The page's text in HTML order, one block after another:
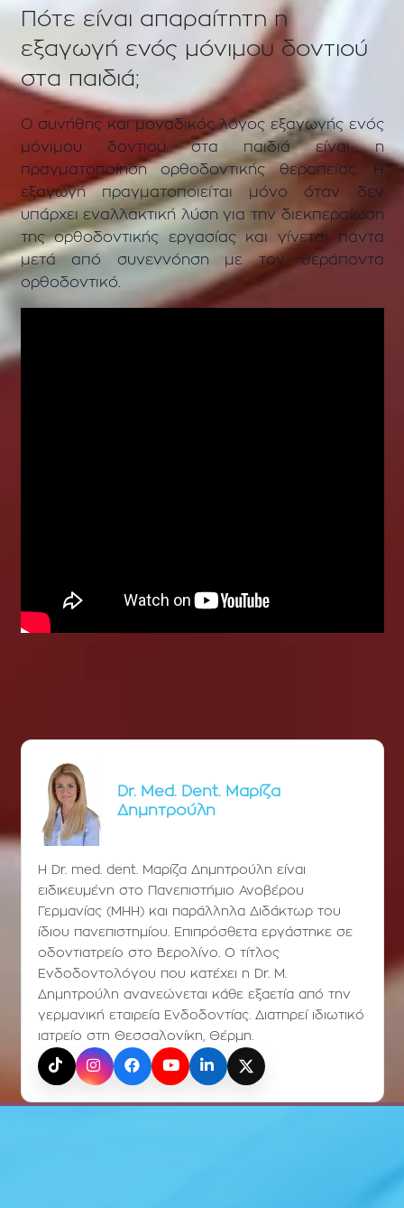
Πότε είναι απαραίτητη η
εξαγωγή ενός μόνιμου δοντιού
στα παιδιά;
Ο συνήθης και μοναδικός λόγος εξαγωγής ενός
μόνιμου δοντιού στα παιδιά είναι η
πραγματοποίηση ορθοδοντικής θεραπείας. Η
εξαγωγή πραγματοποιείται μόνο όταν δεν
υπάρχει εναλλακτική λύση για την διεκπεραίωση
της ορθοδοντικής εργασίας και γίνεται πάντα
μετά από συνεννόηση με τον θεράποντα
ορθοδοντικό.
Dr. Med. Dent. Μαρίζα
Δημητρούλη
Η Dr. med. dent. Μαρίζα Δημητρούλη είναι
ειδικευμένη στο Πανεπιστήμιο Ανοβέρου
Γερμανίας (ΜΗΗ) και παράλληλα Διδάκτωρ του
ίδιου πανεπιστημίου. Επιπρόσθετα εργάστηκε σε
οδοντιατρείο στο Βερολίνο. Ο τίτλος
Ενδοδοντολόγου που κατέχει η Dr. Μ.
Δημητρούλη ανανεώνεται κάθε εξαετία από την
γερμανική εταιρεία Ενδοδοντίας. Διατηρεί ιδιωτικό
ιατρείο στη Θεσσαλονίκη, Θέρμη.
TikTokInstagramFacebookYouTubeLinkedInX (Twitter)